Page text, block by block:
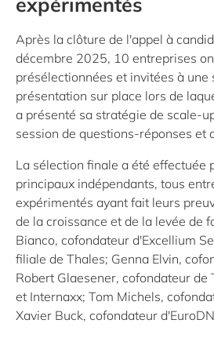
Après la clôture de l'appel à
décembre 2025, 10 entreprises
présélectionnées et invitées à une
présentation sur place lors de
a présenté sa stratégie de scale-
session de questions-réponses et
La sélection finale a été effectuée
principaux indépendants, tous
expérimentés ayant fait leurs
de la croissance et de la levée de
Bianco, cofondateur d'Excellium
filiale de Thales; Genna Elvin,
Robert Glaesener, cofondateur de
et Internaxx; Tom Michels,
Xavier Buck, cofondateur d'